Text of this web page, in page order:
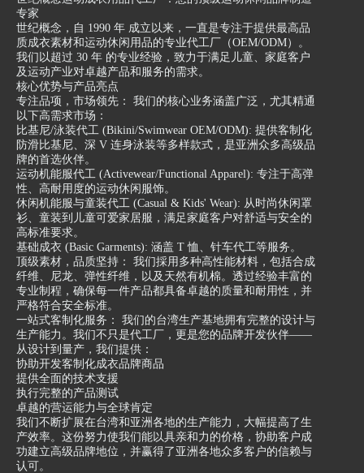
专家
世纪概念，自 1990 年 成立以来，一直是专注于提供最高品
质成衣素材和运动休闲用品的专业代工厂（OEM/ODM）。
我们以超过 30 年 的专业经验，致力于满足儿童、家庭客户
及运动产业对卓越产品和服务的需求。
核心优势与产品亮点
专注品项，市场领先： 我们的核心业务涵盖广泛，尤其精通
以下高需求市场：
比基尼/泳装代工 (Bikini/Swimwear OEM/ODM): 提供客制化
防滑比基尼、深 V 连身泳装等多样款式，是亚洲众多高级品
牌的首选伙伴。
运动机能服代工 (Activewear/Functional Apparel): 专注于高弹
性、高耐用度的运动休闲服饰。
休闲机能服与童装代工 (Casual & Kids' Wear): 从时尚休闲罩
衫、童装到儿童可爱家居服，满足家庭客户对舒适与安全的
高标准要求。
基础成衣 (Basic Garments): 涵盖 T 恤、针车代工等服务。
顶级素材，品质坚持： 我们採用多种高性能材料，包括合成
纤维、尼龙、弹性纤维，以及天然有机棉。透过经验丰富的
专业制程，确保每一件产品都具备卓越的质量和耐用性，并
严格符合安全标准。
一站式客制化服务： 我们的台湾生产基地拥有完整的设计与
生产能力。我们不只是代工厂，更是您的品牌开发伙伴——
从设计到量产，我们提供：
协助开发客制化成衣品牌商品
提供全面的技术支援
执行完整的产品测试
卓越的营运能力与全球肯定
我们不断扩展在台湾和亚洲各地的生产能力，大幅提高了生
产效率。这份努力使我们能以具亲和力的价格，协助客户成
功建立高级品牌地位，并赢得了亚洲各地众多客户的信赖与
认可。